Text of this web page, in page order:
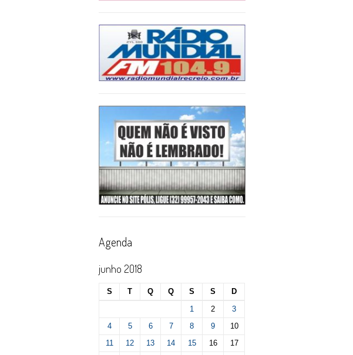
Agenda
junho 2018
S T Q Q S S
D
1
2
3
4
5 6 7 8 9
10
11
12 13 14 15 16
17